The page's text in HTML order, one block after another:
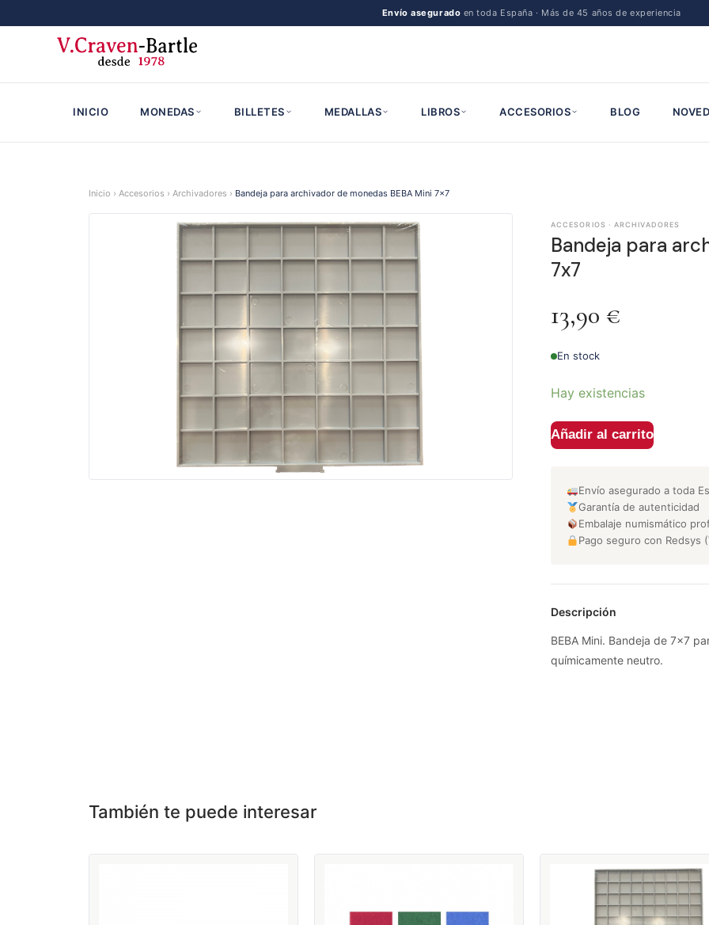
Envío asegurado en toda España · Más de 45 años de experiencia
INICIO MONEDAS BILLETES MEDALLAS LIBROS ACCESORIOS BLOG
Inicio › Accesorios › Archivadores › Bandeja para archivador de monedas BEBA Mini 7x7
ACCESORIOS · ARCHIVADORES
Bandeja para
7x7
13,90 €
En stock
Hay existencias
Añadir al carrito
Envío asegurado a toda
Garantía de autenticidad
Embalaje numismático
Pago seguro con Redsys
Descripción
BEBA Mini. Bandeja de 7x7
químicamente neutro.
También te puede interesar